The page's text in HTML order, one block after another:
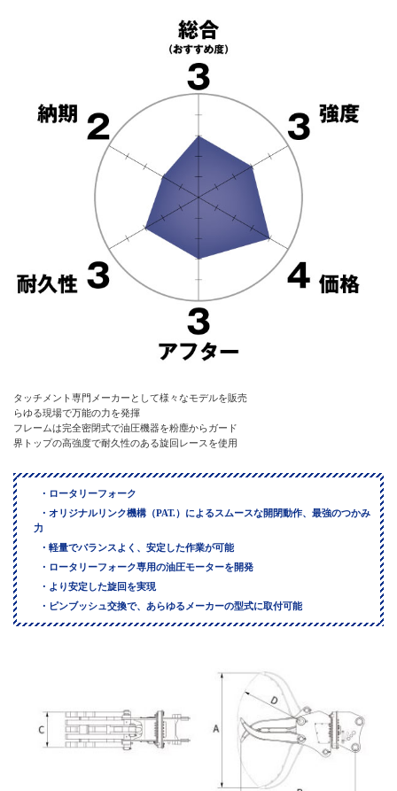
アタッチメント専門メーカーとして様々なモデルを販売
あらゆる現場で万能の力を発揮
上フレームは完全密閉式で油圧機器を粉塵からガード
業界トップの高強度で耐久性のある旋回レースを使用
ロータリーフォーク
オリジナルリンク機構（PAT.）によるスムースな開閉動作、最強のつかみ
力
軽量でバランスよく、安定した作業が可能
ロータリーフォーク専用の油圧モーターを開発
より安定した旋回を実現
ピンブッシュ交換で、あらゆるメーカーの型式に取付可能